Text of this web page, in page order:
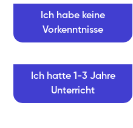
Ich habe keine
Vorkenntnisse
Ich hatte 1-3 Jahre
Unterricht